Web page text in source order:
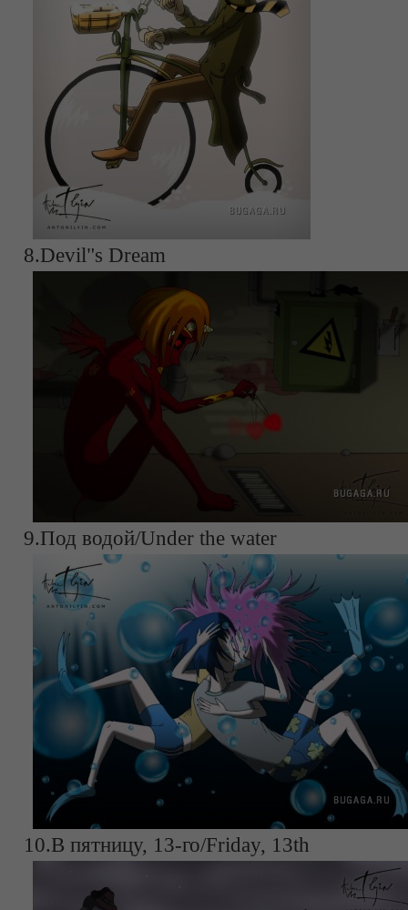
8.Devil"s Dream
9.Под водой/Under the water
10.В пятницу, 13-го/Friday, 13th